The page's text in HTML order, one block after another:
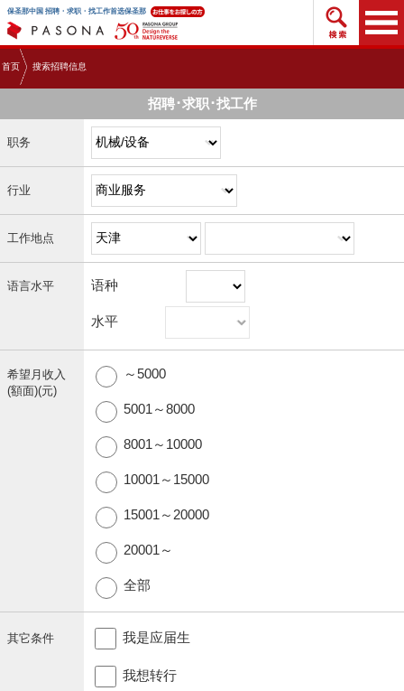
保圣那中国 招聘・求职・找工作首选保圣那 搜索
首页 搜索招聘信息
招聘･求职･找工作
职务
行业
工作地点
语言水平 语种
水平
希望月收入
(額面)(元)
～5000
5001～8000
8001～10000
10001～15000
15001～20000
20001～
全部
其它条件 我是应届生
我想转行